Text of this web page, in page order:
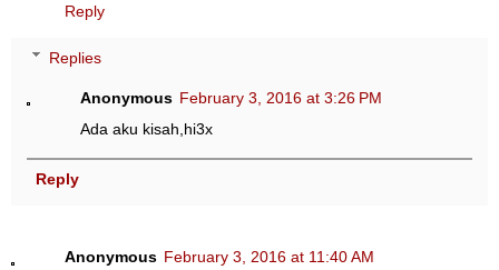
Reply
Replies
Anonymous February 3, 2016 at 3:26 PM
Ada aku kisah,hi3x
Reply
Anonymous February 3, 2016 at 11:40 AM